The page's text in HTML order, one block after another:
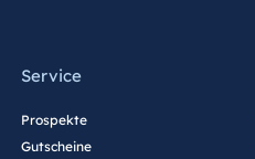
Service
Prospekte
Gutscheine